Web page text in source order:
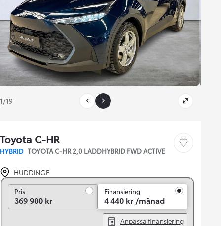
1/19
Toyota C-HR
HYBRID TOYOTA C-HR 2,0 LADDHYBRID FWD ACTIVE
Save car
HUDDINGE
PrisPris
369 900 kr
Finansiering
4 440 kr /månad
Anpassa finansiering